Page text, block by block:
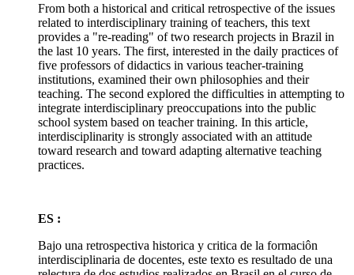
From both a historical and critical retrospective of the issues
related to interdisciplinary training of teachers, this text
provides a "re-reading" of two research projects in Brazil in
the last 10 years. The first, interested in the daily practices of
five professors of didactics in various teacher-training
institutions, examined their own philosophies and their
teaching. The second explored the difficulties in attempting to
integrate interdisciplinary preoccupations into the public
school system based on teacher training. In this article,
interdisciplinarity is strongly associated with an attitude
toward research and toward adapting alternative teaching
practices.
ES :
Bajo una retrospectiva historica y critica de la formaciôn
interdisciplinaria de docentes, este texto es resultado de una